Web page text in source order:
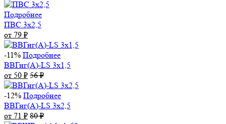
Подробнее
ПВС 3х2,5
от 79 ₽
-11% Подробнее
ВВГнг(А)-LS 3х1,5
от 50 ₽ 56₽
-12% Подробнее
ВВГнг(А)-LS 3х2,5
от 71 ₽ 80₽